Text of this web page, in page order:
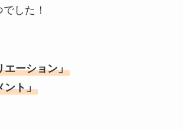
した！
エーション」
ント」